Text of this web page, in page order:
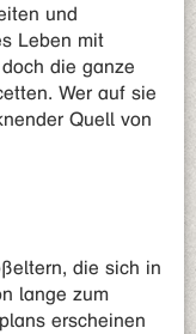
und
Leben mit
die ganze
Wer auf sie
Quell von
die sich in
lange zum
erscheinen